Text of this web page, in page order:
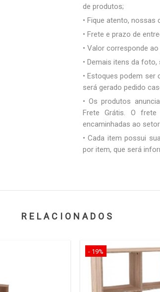
de produtos;
• Fique atento,
• Frete e prazo de
• Valor corresponde
• Demais itens da
• Estoques podem
será gerado pedido
• Os produtos
Frete Grátis. O
encaminhadas ao
• Cada item possui
por item, que será
RELACIONADOS
- 19%